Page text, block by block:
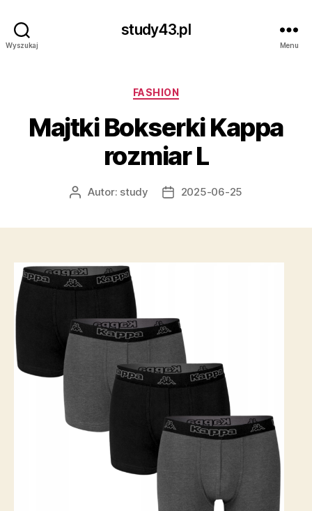
Wyszukaj
study43.pl
Menu
Kategorie
FASHION
Majtki Bokserki Kappa
rozmiar L
AutorAutor: study
Data2025-06-25